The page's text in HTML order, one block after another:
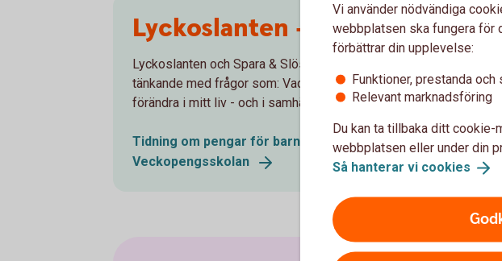
Lyckoslanten – barnens egen
Lyckoslanten och Spara & Slösa har i många år inspirerat barn till
tänkande med frågor som: Vad är privatekonomi? Hur når jag mina
förändra i mitt liv - och i samhället?
Tidning om pengar för barn,
Lyckoslanten
Veckopengsskolan
Vi använder nödvändiga
webbplatsen ska fungera för
förbättrar din upplevelse:
Funktioner, prestanda och
Relevant marknadsföring
Du kan ta tillbaka ditt cookie-
webbplatsen eller under din
Så hanterar vi cookies